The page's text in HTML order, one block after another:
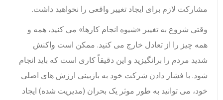
مشارکت لازم برای ایجاد تغییر واقعی را نخواهید داشت.
وقتی شروع به تغییر «شیوه انجام کارها» می کنید، همه و
همه چیز را از تعادل خارج می کنید. ممکن است واکنش
شدید مردم را برانگیزید و این دقیقاً کاری است که باید انجام
شود. با فشار دادن شرکت خود به بازبینی ارزش های اصلی
خود، می توانید به طور موثر یک بحران (مدیریت شده) ایجاد